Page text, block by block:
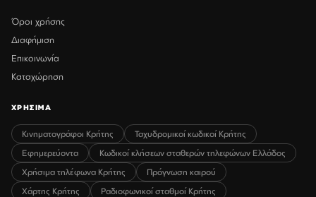
Όροι χρήσης
Διαφήμιση
Επικοινωνία
Καταχώρηση
ΧΡΗΣΙΜΑ
Κινηματογράφοι Κρήτης
Ταχυδρομικοί κωδικοί Κρήτης
Εφημερεύοντα
Κωδικοί κλήσεων σταθερών τηλεφώνων Ελλάδος
Χρήσιμα τηλέφωνα Κρήτης
Πρόγνωση καιρού
Χάρτης Κρήτης
Ραδιοφωνικοί σταθμοί Κρήτης